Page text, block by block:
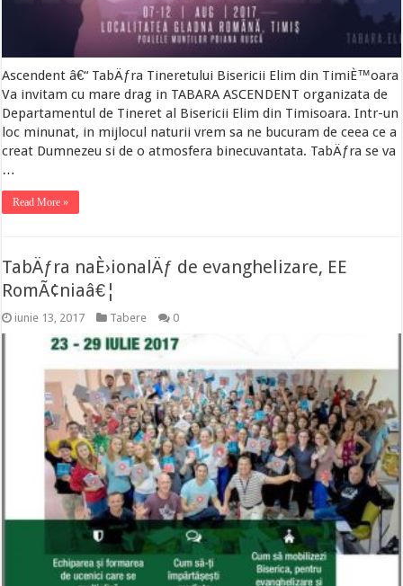
Ascendent â€“ TabÄƒra Tineretului Bisericii Elim din TimiÈ™oara
Va invitam cu mare drag in TABARA ASCENDENT organizata de
Departamentul de Tineret al Bisericii Elim din Timisoara. Intr-un
loc minunat, in mijlocul naturii vrem sa ne bucuram de ceea ce a
creat Dumnezeu si de o atmosfera binecuvantata. TabÄƒra se va
…
Read More »
TabÄƒra naÈ›ionalÄƒ de evanghelizare, EE
RomÃ¢niaâ€¦
iunie 13, 2017 Tabere 0